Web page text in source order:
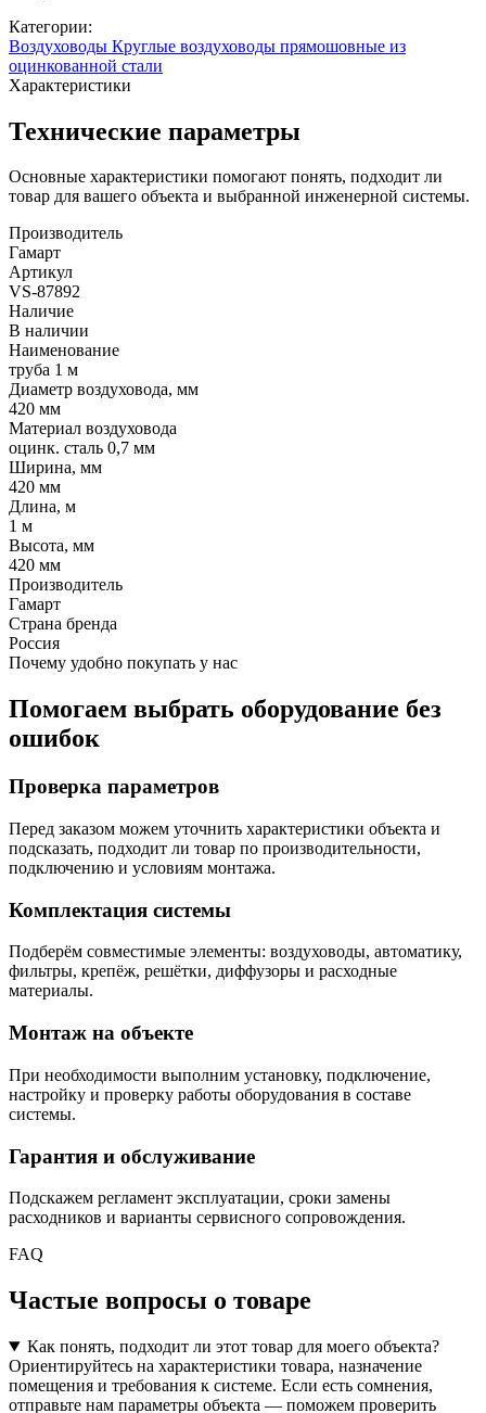
Категории:
Воздуховоды Круглые воздуховоды прямошовные из
оцинкованной стали
Характеристики
Технические параметры
Основные характеристики помогают понять, подходит ли
товар для вашего объекта и выбранной инженерной системы.
Производитель
Гамарт
Артикул
VS-87892
Наличие
В наличии
Наименование
труба 1 м
Диаметр воздуховода, мм
420 мм
Материал воздуховода
оцинк. сталь 0,7 мм
Ширина, мм
420 мм
Длина, м
1 м
Высота, мм
420 мм
Производитель
Гамарт
Страна бренда
Россия
Почему удобно покупать у нас
Помогаем выбрать оборудование без
ошибок
Проверка параметров
Перед заказом можем уточнить характеристики объекта и
подсказать, подходит ли товар по производительности,
подключению и условиям монтажа.
Комплектация системы
Подберём совместимые элементы: воздуховоды, автоматику,
фильтры, крепёж, решётки, диффузоры и расходные
материалы.
Монтаж на объекте
При необходимости выполним установку, подключение,
настройку и проверку работы оборудования в составе
системы.
Гарантия и обслуживание
Подскажем регламент эксплуатации, сроки замены
расходников и варианты сервисного сопровождения.
FAQ
Частые вопросы о товаре
Как понять, подходит ли этот товар для моего объекта?
Ориентируйтесь на характеристики товара, назначение
помещения и требования к системе. Если есть сомнения,
отправьте нам параметры объекта — поможем проверить